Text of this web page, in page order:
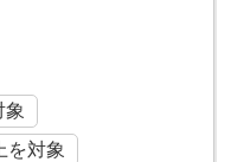
象
を対象